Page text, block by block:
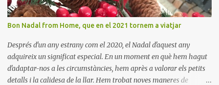
Bon Nadal from Home, que en el 2021 tornem a viatjar
Després d'un any estrany com el 2020, el Nadal d'aquest any
adquireix un significat especial. En un moment en què hem hagut
d'adaptar-nos a les circumstàncies, hem après a valorar els petits
detalls i la calidesa de la llar. Hem trobat noves maneres de